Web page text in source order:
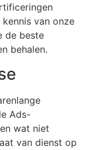
van onze
de beste
behalen.
Ads-
wat niet
van dienst op